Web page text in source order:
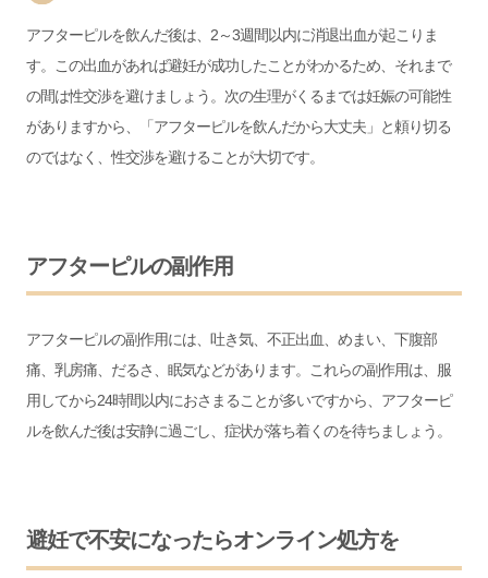
アフターピルを飲んだ後は、2～3週間以内に消退出血が起こりま
す。この出血があれば避妊が成功したことがわかるため、それまで
の間は性交渉を避けましょう。次の生理がくるまでは妊娠の可能性
がありますから、「アフターピルを飲んだから大丈夫」と頼り切る
のではなく、性交渉を避けることが大切です。
アフターピルの副作用
アフターピルの副作用には、吐き気、不正出血、めまい、下腹部
痛、乳房痛、だるさ、眠気などがあります。これらの副作用は、服
用してから24時間以内におさまることが多いですから、アフターピ
ルを飲んだ後は安静に過ごし、症状が落ち着くのを待ちましょう。
避妊で不安になったらオンライン処方を